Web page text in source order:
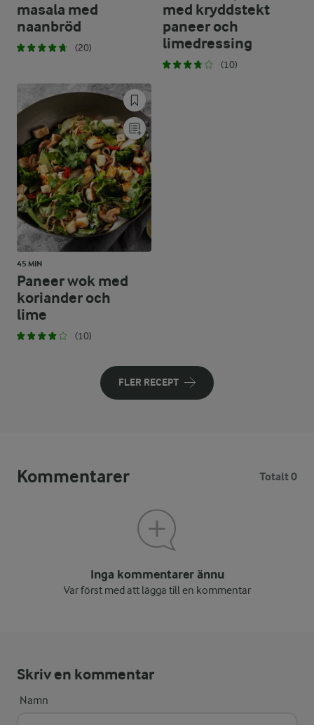
masala med
naanbröd
(20)
med kryddstekt
paneer och
limedressing
(10)
45 MIN
Paneer wok med
koriander och
lime
(10)
FLER RECEPT
Kommentarer Totalt 0
Inga kommentarer ännu
Var först med att lägga till en kommentar
Skriv en kommentar
Namn